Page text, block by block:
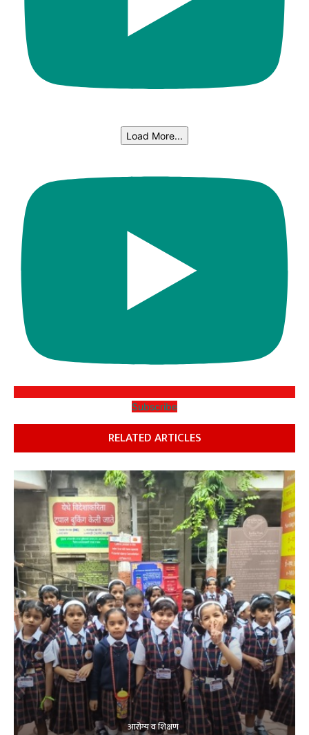
Load More...
Subscribe
RELATED ARTICLES
आरोग्य व शिक्षण